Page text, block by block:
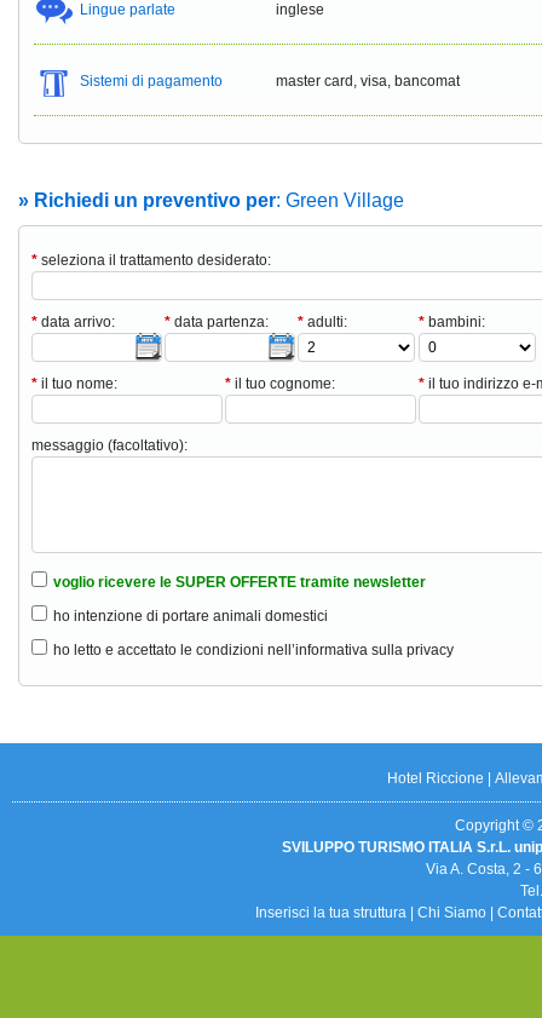
Lingue parlate inglese
Sistemi di pagamento master card, visa, bancomat
» Richiedi un preventivo per: Green Village
* seleziona il trattamento desiderato:
* data arrivo: * data partenza: * adulti: * bambini:
* il tuo nome: * il tuo cognome: * il tuo indirizzo e-
messaggio (facoltativo):
voglio ricevere le SUPER OFFERTE tramite newsletter
ho intenzione di portare animali domestici
ho letto e accettato le condizioni nell’informativa sulla privacy
Hotel Riccione
Copyright ©
SVILUPPO TURISMO ITALIA S.r.L.
Via A. Costa, 2 -
Inserisci la tua struttura
Chi Siamo